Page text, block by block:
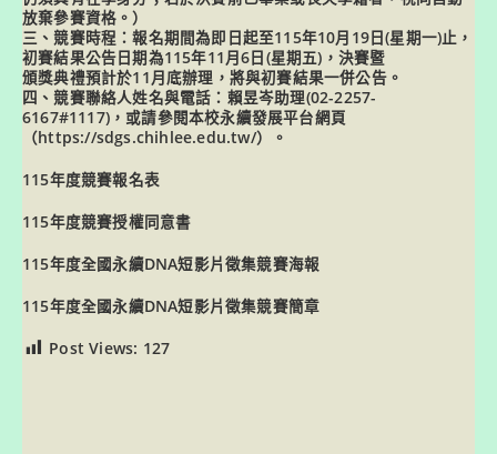
放棄參賽資格。）
三、競賽時程：報名期間為即日起至115年10月19日(星期一)止，
初賽結果公告日期為115年11月6日(星期五)，決賽暨
頒獎典禮預計於11月底辦理，將與初賽結果一併公告。
四、競賽聯絡人姓名與電話：賴昱岑助理(02-2257-
6167#1117)，或請參閱本校永續發展平台網頁
（https://sdgs.chihlee.edu.tw/）。
115年度競賽報名表
115年度競賽授權同意書
115年度全國永續DNA短影片徵集競賽海報
115年度全國永續DNA短影片徵集競賽簡章
Post Views: 127